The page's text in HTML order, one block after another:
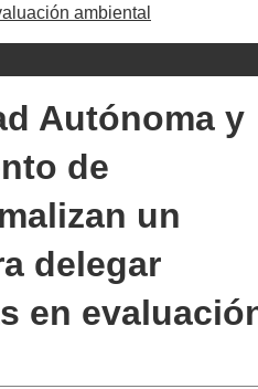
ambiental
Autónoma y
de
un
delegar
en